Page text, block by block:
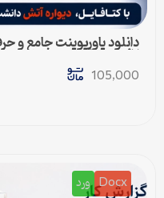
دانلود پاورپوینت جامع و
105,000
Docx ورد